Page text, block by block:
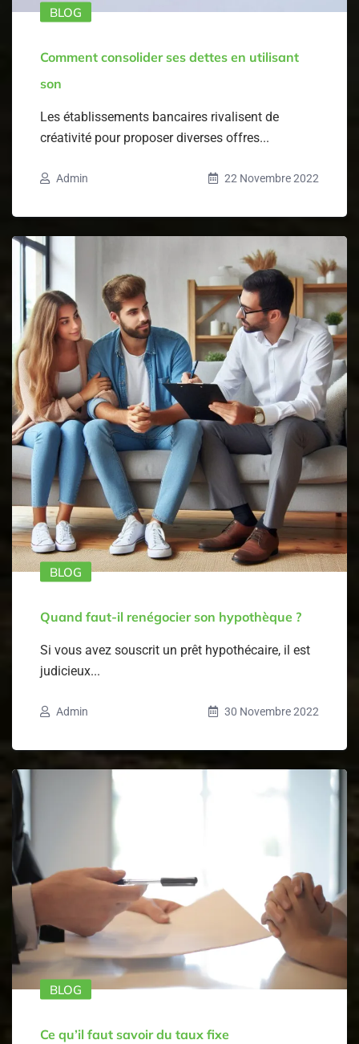
BLOG
Comment consolider ses dettes en utilisant
son
Les établissements bancaires rivalisent de
créativité pour proposer diverses offres...
Admin 22 Novembre 2022
BLOG
Quand faut-il renégocier son hypothèque ?
Si vous avez souscrit un prêt hypothécaire, il est
judicieux...
Admin 30 Novembre 2022
BLOG
Ce qu’il faut savoir du taux fixe